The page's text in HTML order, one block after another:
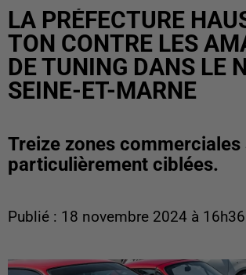
LA PRÉFECTURE
TON CONTRE LES
DE TUNING DANS LE
SEINE-ET-MARNE
Treize zones commerciales
particulièrement ciblées.
Publié : 18 novembre 2024 à 16h36